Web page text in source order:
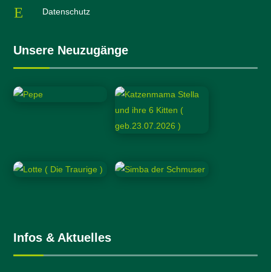
E Datenschutz
Unsere Neuzugänge
Infos & Aktuelles